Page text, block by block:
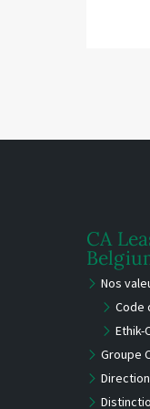
CA
Nos
Code
Ethik-
Groupe
Direction